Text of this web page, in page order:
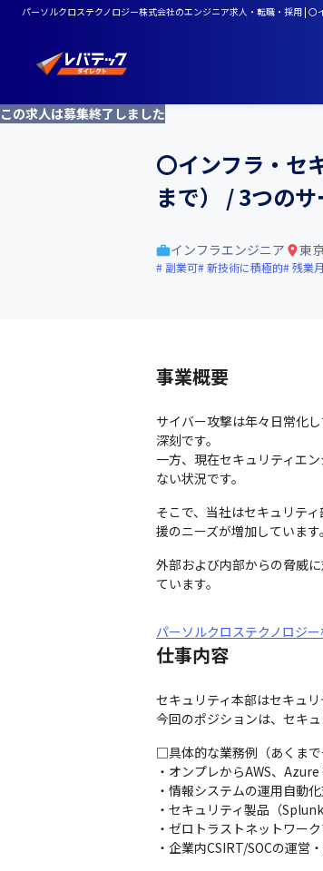
パーソルクロステクノロジー株式会社のエンジニア求人・転職・採用 |
この求人は募集終了しました
〇インフラ・セ
まで） / 3つの
インフラエンジニア 東
副業可 新技術に積極的 残業
事業概要
サイバー攻撃は年々日常化
深刻です。
一方、現在セキュリティエ
ない状況です。
そこで、当社はセキュリテ
援のニーズが増加しています。
外部および内部からの脅威
ています。
パーソルクロステクノロジ
仕事内容
セキュリティ本部はセキュ
今回のポジションは、セキ
□具体的な業務例（あくまで
・オンプレからAWS、
・情報システムの運用自動
・セキュリティ製品（
・ゼロトラストネットワー
・企業内CSIRT/SOCの運営